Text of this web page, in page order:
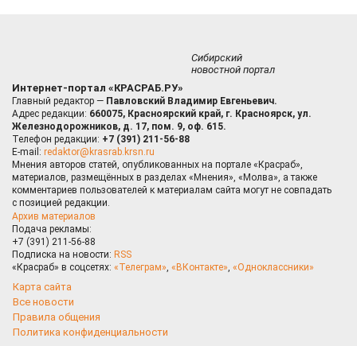
Сибирский
новостной портал
Интернет-портал «КРАСРАБ.РУ»
Главный редактор — Павловский Владимир Евгеньевич.
Адрес редакции: 660075, Красноярский край, г. Красноярск, ул.
Железнодорожников, д. 17, пом. 9, оф. 615.
Телефон редакции: +7 (391) 211-56-88
E-mail: redaktor@krasrab.krsn.ru
Мнения авторов статей, опубликованных на портале «Красраб»,
материалов, размещённых в разделах «Мнения», «Молва», а также
комментариев пользователей к материалам сайта могут не совпадать
с позицией редакции.
Архив материалов
Подача рекламы:
+7 (391) 211-56-88
Подписка на новости: RSS
«Красраб» в соцсетях: «Телеграм» «ВКонтакте» «Одноклассники»
Карта сайта
Все новости
Правила общения
Политика конфиденциальности